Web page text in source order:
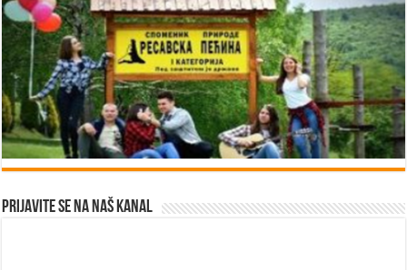
Prijavite se na naš kanal